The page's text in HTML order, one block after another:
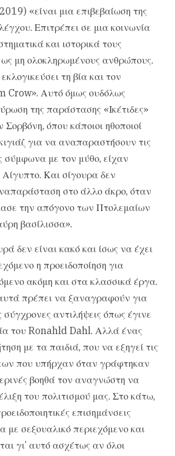
«είναι μια επιβεβαίωση της
Επιτρέπει σε μια κοινωνία
και ιστορικά τους
μη ολοκληρωμένους ανθρώπους.
τη βία και τον
Crow». Αυτό όμως ουδόλως
της παράστασης «Ικέτιδες»
όπου κάποιοι ηθοποιοί
για να αναπαραστήσουν τις
σύμφωνα με τον μύθο, είχαν
Και σίγουρα δεν
στο άλλο άκρο, όταν
την απόγονο των Πτολεμαίων
βασίλισσα».
δεν είναι κακό και ίσως να έχει
η προειδοποίηση για
ακόμη και στα κλασσικά έργα.
πρέπει να ξαναγραφούν για
σύγχρονες αντιλήψεις όπως έγινε
του Ronahld Dahl. Αλλά ένας
με τα παιδιά, που να εξηγεί τις
που υπήρχαν όταν γράφτηκαν
βοηθά τον αναγνώστη να
του πολιτισμού μας. Στο κάτω,
επισημάνσεις
σεξουαλικό περιεχόμενο και
γι’ αυτό ασχέτως αν όλοι